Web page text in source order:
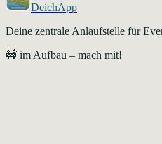
DeichApp
Deine zentrale Anlaufstelle für
🚧 im Aufbau – mach mit!